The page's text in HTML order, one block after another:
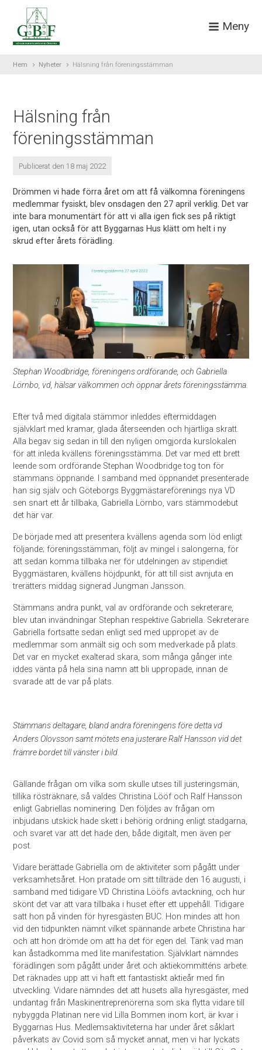
Meny
Hem Nyheter Hälsning från föreningsstämman
Hälsning från
föreningsstämman
Publicerat den 18 maj 2022
Drömmen vi hade förra året om att få välkomna föreningens
medlemmar fysiskt, blev onsdagen den 27 april verklig. Det var
inte bara monumentärt för att vi alla igen fick ses på riktigt
igen, utan också för att Byggarnas Hus klätt om helt i ny
skrud efter årets förädling.
Stephan Woodbridge, föreningens ordförande, och Gabriella
Lörnbo, vd, hälsar välkommen och öppnar årets föreningsstämma.
Efter två med digitala stämmor inleddes eftermiddagen
självklart med kramar, glada återseenden och hjärtliga skratt.
Alla begav sig sedan in till den nyligen omgjorda kurslokalen
för att inleda kvällens föreningsstämma. Det var med ett brett
leende som ordförande Stephan Woodbridge tog ton för
stämmans öppnande. I samband med öppnandet presenterade
han sig själv och Göteborgs Byggmästareförenings nya VD
sen snart ett år tillbaka, Gabriella Lörnbo, vars stämmodebut
det här var.
De började med att presentera kvällens agenda som löd enligt
följande; föreningsstämman, följt av mingel i salongerna, för
att sedan komma tillbaka ner för utdelningen av stipendiet
Byggmästaren, kvällens höjdpunkt, för att till sist avnjuta en
trerätters middag signerad Jungman Jansson.
Stämmans andra punkt, val av ordförande och sekreterare,
blev utan invändningar Stephan respektive Gabriella. Sekreterare
Gabriella fortsatte sedan enligt sed med uppropet av de
medlemmar som anmält sig och som medverkade på plats.
Det var en mycket exalterad skara, som många gånger inte
iddes vänta på hela sina namn att bli uppropade, innan de
svarade att de var på plats.
Stämmans deltagare, bland andra föreningens före detta vd
Anders Olovsson samt mötets ena justerare Ralf Hansson vid det
främre bordet till vänster i bild.
Gällande frågan om vilka som skulle utses till justeringsmän,
tillika rösträknare, så valdes Christina Lööf och Ralf Hansson
enligt Gabriellas nominering. Den följdes av frågan om
inbjudans utskick hade skett i behörig ordning enligt stadgarna,
och svaret var att det hade den, både digitalt, men även per
post.
Vidare berättade Gabriella om de aktiviteter som pågått under
verksamhetsåret. Hon pratade om sitt tillträde den 16 augusti, i
samband med tidigare VD Christina Lööfs avtackning, och hur
skönt det var att vara tillbaka i huset efter ett uppehåll. Tidigare
satt hon på vinden för hyresgästen BUC. Hon mindes att hon
vid den tidpunkten nämnt vilket spännande arbete Christina har
och att hon drömde om att ha det för egen del. Tänk vad man
kan åstadkomma med lite manifestation. Självklart nämndes
förädlingen som pågått under året och aktiekommitténs arbete.
Det räknades upp att vi haft ett fantastiskt aktieår med fin
utveckling. Vidare nämndes det att husets alla hyresgäster, med
undantag från Maskinentreprenörerna som ska flytta vidare till
nybyggda Platinan nere vid Lilla Bommen inom kort, är kvar i
Byggarnas Hus. Medlemsaktiviteterna har under året såklart
påverkats av Covid som så mycket annat, men vi har lyckats